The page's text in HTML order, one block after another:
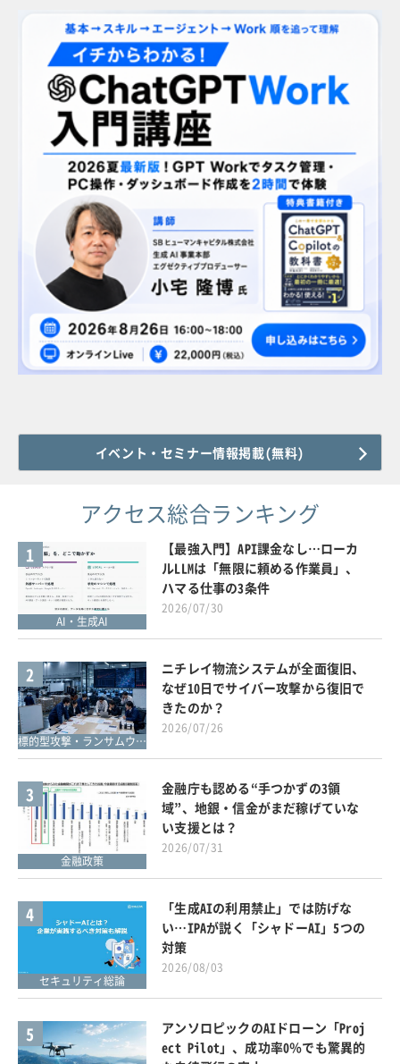
イベント・セミナー情報掲載(無料)
アクセス総合ランキング
1
AI・生成AI
【最強入門】API課金なし…ローカ
ルLLMは「無限に頼める作業員」、
ハマる仕事の3条件
2026/07/30
2
標的型攻撃・ランサムウェア対策
ニチレイ物流システムが全面復旧、
なぜ10日でサイバー攻撃から復旧で
きたのか？
2026/07/26
3
金融政策
金融庁も認める“手つかずの3領
域”、地銀・信金がまだ稼げていな
い支援とは？
2026/07/31
4
セキュリティ総論
「生成AIの利用禁止」では防げな
い…IPAが説く「シャドーAI」5つの
対策
2026/08/03
5
アンソロピックのAIドローン「Proj
ect Pilot」、成功率0％でも驚異的